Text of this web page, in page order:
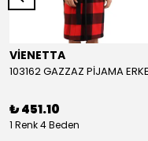
VİENETTA
103162 GAZZAZ PİJAMA
₺ 451.10
1 Renk 4 Beden